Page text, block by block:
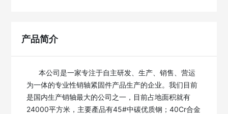
产品简介
      本公司是一家专注于自主研发、生产、销售、营运
为一体的专业性销轴紧固件产品生产的企业。我们目前
是国内生产销轴最大的公司之一，目前占地面积就有
24000平方米，主要產品有45#中碳优质钢；40Cr合金